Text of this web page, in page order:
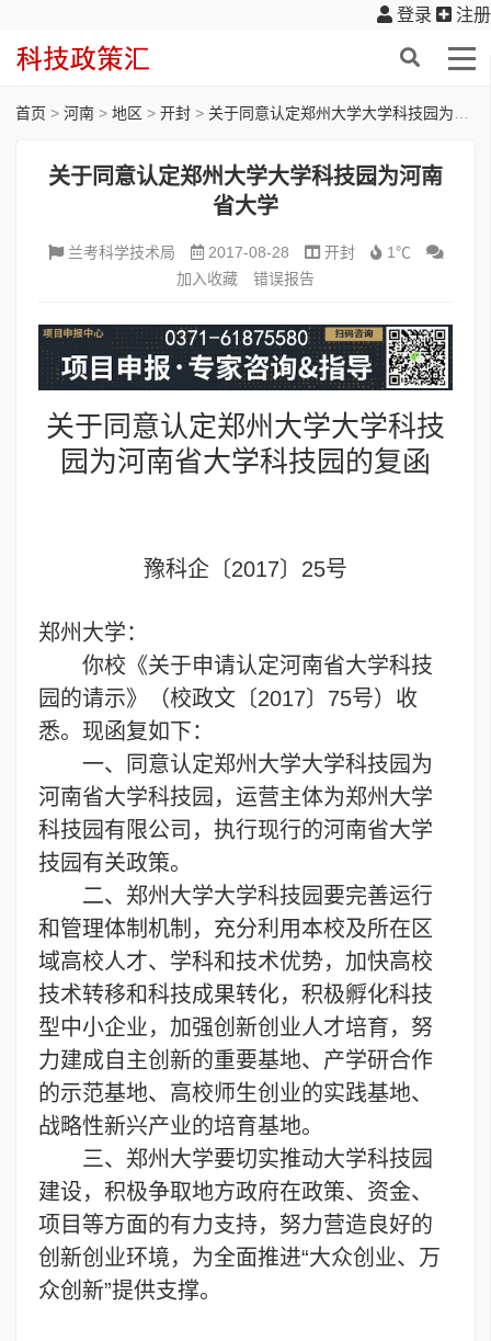
登录 注册
首页 > 河南 > 地区 > 开封 > 关于同意认定郑州大学大学科技园为河南省大学
关于同意认定郑州大学大学科技园为河南
省大学
兰考科学技术局 2017-08-28 开封
1℃
加入收藏
错误报告
关于同意认定郑州大学大学科技
园为河南省大学科技园的复函
豫科企〔2017〕25号
郑州大学：
你校《关于申请认定河南省大学科技
园的请示》（校政文〔2017〕75号）收
悉。现函复如下：
一、同意认定郑州大学大学科技园为
河南省大学科技园，运营主体为郑州大学
科技园有限公司，执行现行的河南省大学
技园有关政策。
二、郑州大学大学科技园要完善运行
和管理体制机制，充分利用本校及所在区
域高校人才、学科和技术优势，加快高校
技术转移和科技成果转化，积极孵化科技
型中小企业，加强创新创业人才培育，努
力建成自主创新的重要基地、产学研合作
的示范基地、高校师生创业的实践基地、
战略性新兴产业的培育基地。
三、郑州大学要切实推动大学科技园
建设，积极争取地方政府在政策、资金、
项目等方面的有力支持，努力营造良好的
创新创业环境，为全面推进“大众创业、万
众创新”提供支撑。